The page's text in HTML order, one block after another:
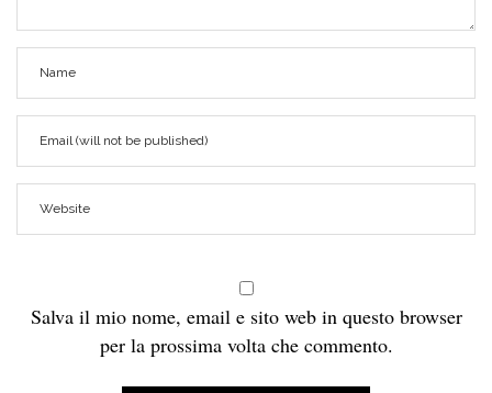
Salva il mio nome, email e sito web in questo browser
per la prossima volta che commento.